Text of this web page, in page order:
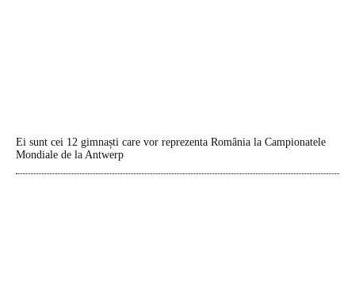
Ei sunt cei 12 gimnaști care vor reprezenta România la Campionatele
Mondiale de la Antwerp